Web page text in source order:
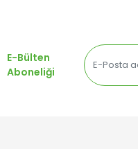
E-Bülten
Aboneliği